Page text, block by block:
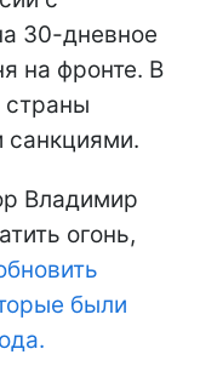
30-дневное
на фронте. В
страны
санкциями.
Владимир
огонь,
были